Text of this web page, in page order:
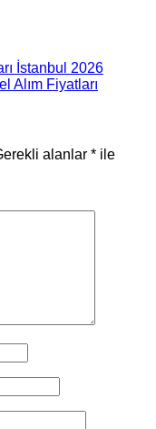
İstanbul 2026
Alım Fiyatları
alanlar * ile